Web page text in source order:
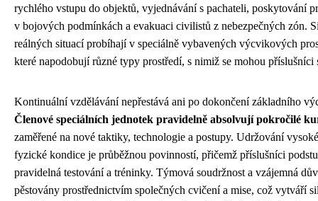
rychlého vstupu do objektů, vyjednávání s pachateli, poskytování
v bojových podmínkách a evakuaci civilistů z nebezpečných zón.
reálných situací probíhají v speciálně vybavených výcvikových
které napodobují různé typy prostředí, s nimiž se mohou příslušníci
Kontinuální vzdělávání nepřestává ani po dokončení základního
Členové speciálních jednotek pravidelně absolvují pokročilé
zaměřené na nové taktiky, technologie a postupy. Udržování
fyzické kondice je průběžnou povinností, přičemž příslušníci
pravidelná testování a tréninky. Týmová soudržnost a vzájemná
pěstovány prostřednictvím společných cvičení a mise, což vytváří